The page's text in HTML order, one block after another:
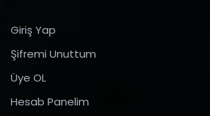
Giriş Yap
Şifremi Unuttum
Üye OL
Hesab Panelim